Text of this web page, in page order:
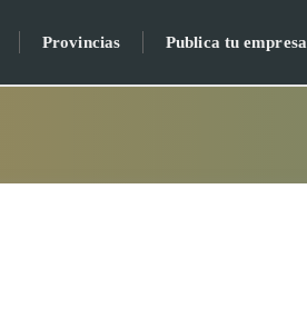
Provincias Publica tu empresa